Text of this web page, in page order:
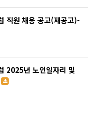
직원 채용 공고(재공고)-
2025년 노인일자리 및